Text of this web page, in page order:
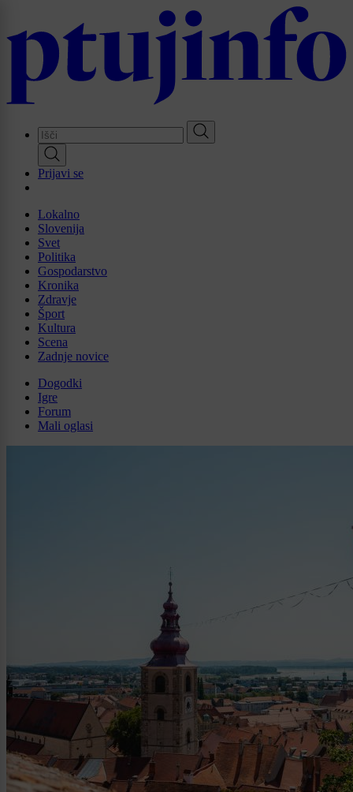
main
Prijavi se
Lokalno
Slovenija
Svet
Politika
Gospodarstvo
Kronika
Zdravje
Šport
Kultura
Scena
Zadnje novice
Dogodki
Igre
Forum
Mali oglasi